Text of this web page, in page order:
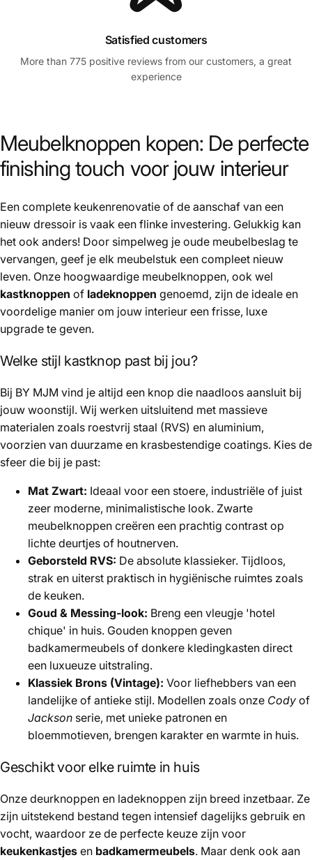
Satisfied customers
More than 775 positive reviews from our customers, a great
experience
Meubelknoppen kopen: De perfecte
finishing touch voor jouw interieur
Een complete keukenrenovatie of de aanschaf van een
nieuw dressoir is vaak een flinke investering. Gelukkig kan
het ook anders! Door simpelweg je oude meubelbeslag te
vervangen, geef je elk meubelstuk een compleet nieuw
leven. Onze hoogwaardige meubelknoppen, ook wel
kastknoppen of ladeknoppen genoemd, zijn de ideale en
voordelige manier om jouw interieur een frisse, luxe
upgrade te geven.
Welke stijl kastknop past bij jou?
Bij BY MJM vind je altijd een knop die naadloos aansluit bij
jouw woonstijl. Wij werken uitsluitend met massieve
materialen zoals roestvrij staal (RVS) en aluminium,
voorzien van duurzame en krasbestendige coatings. Kies de
sfeer die bij je past:
Mat Zwart: Ideaal voor een stoere, industriële of juist
zeer moderne, minimalistische look. Zwarte
meubelknoppen creëren een prachtig contrast op
lichte deurtjes of houtnerven.
Geborsteld RVS: De absolute klassieker. Tijdloos,
strak en uiterst praktisch in hygiënische ruimtes zoals
de keuken.
Goud & Messing-look: Breng een vleugje 'hotel
chique' in huis. Gouden knoppen geven
badkamermeubels of donkere kledingkasten direct
een luxueuze uitstraling.
Klassiek Brons (Vintage): Voor liefhebbers van een
landelijke of antieke stijl. Modellen zoals onze Cody of
Jackson serie, met unieke patronen en
bloemmotieven, brengen karakter en warmte in huis.
Geschikt voor elke ruimte in huis
Onze deurknoppen en ladeknoppen zijn breed inzetbaar. Ze
zijn uitstekend bestand tegen intensief dagelijks gebruik en
vocht, waardoor ze de perfecte keuze zijn voor
keukenkastjes en badkamermeubels. Maar denk ook aan